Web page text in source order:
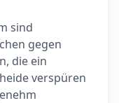
sind
gegen
die ein
verspüren